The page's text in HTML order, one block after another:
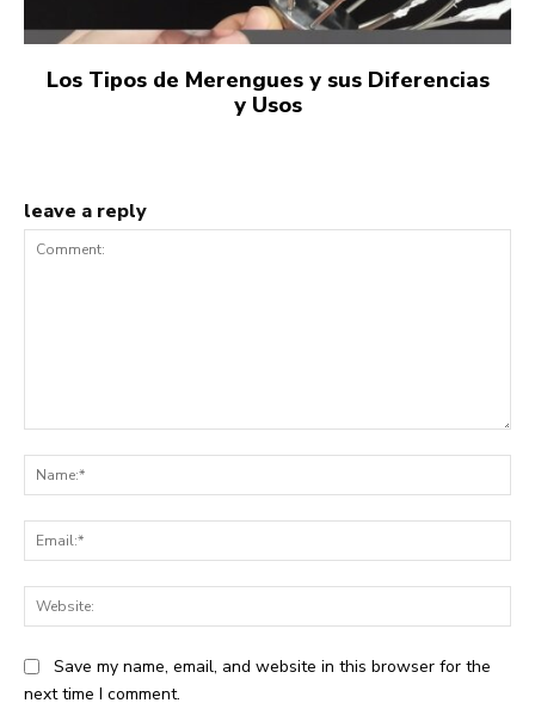
Los Tipos de Merengues y sus Diferencias
y Usos
leave a reply
Save my name, email, and website in this browser for the
next time I comment.